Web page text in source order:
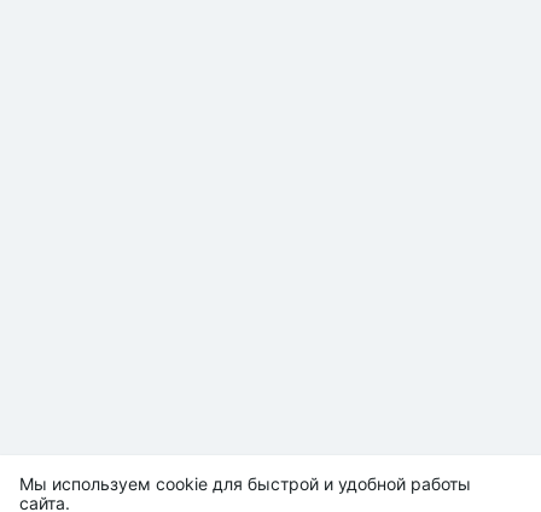
Мы используем cookie для быстрой и удобной работы
сайта.